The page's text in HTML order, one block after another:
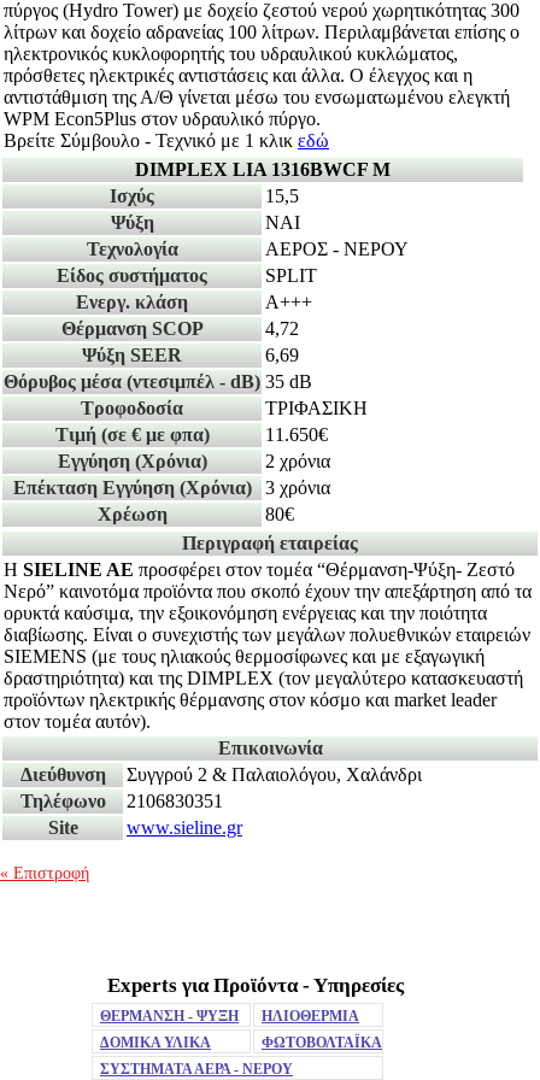
πύργος (Hydro Tower) με δοχείο ζεστού νερού χωρητικότητας 300
λίτρων και δοχείο αδρανείας 100 λίτρων. Περιλαμβάνεται επίσης ο
ηλεκτρονικός κυκλοφορητής του υδραυλικού κυκλώματος,
πρόσθετες ηλεκτρικές αντιστάσεις και άλλα. Ο έλεγχος και η
αντιστάθμιση της Α/Θ γίνεται μέσω του ενσωματωμένου ελεγκτή
WPM Econ5Plus στον υδραυλικό πύργο.
Βρείτε Σύμβουλο - Τεχνικό με 1 κλικ εδώ
DIMPLEX LIA 1316BWCF M
Ισχύς
15,5
Ψύξη
ΝΑΙ
Τεχνολογία
ΑΕΡΟΣ - ΝΕΡΟΥ
Είδος συστήματος
SPLIT
Ενεργ. κλάση
A+++
Θέρμανση SCOP
4,72
Ψύξη SEER
6,69
Θόρυβος μέσα (ντεσιμπέλ - dB) 35 dB
Τροφοδοσία
ΤΡΙΦΑΣΙΚΗ
Τιμή (σε € με φπα)
11.650€
Εγγύηση (Χρόνια)
2 χρόνια
Επέκταση Εγγύηση (Χρόνια)
3 χρόνια
Χρέωση
80€
Περιγραφή εταιρείας
H SIELINE AE προσφέρει στον τομέα “Θέρμανση-Ψύξη- Ζεστό
Νερό” καινοτόμα προϊόντα που σκοπό έχουν την απεξάρτηση από τα
ορυκτά καύσιμα, την εξοικονόμηση ενέργειας και την ποιότητα
διαβίωσης. Είναι ο συνεχιστής των μεγάλων πολυεθνικών εταιρειών
SIEMENS (με τους ηλιακούς θερμοσίφωνες και με εξαγωγική
δραστηριότητα) και της DIMPLEX (τον μεγαλύτερο κατασκευαστή
προϊόντων ηλεκτρικής θέρμανσης στον κόσμο και market leader
στον τομέα αυτόν).
Επικοινωνία
Διεύθυνση
Συγγρού 2 & Παλαιολόγου, Χαλάνδρι
Τηλέφωνο
2106830351
Site
www.sieline.gr
« Επιστροφή
MuteExperts για Προϊόντα - Υπηρεσίες
ΘΕΡΜΑΝΣΗ - ΨΥΞΗ
ΗΛΙΟΘΕΡΜΙΑ
ΔΟΜΙΚΑ ΥΛΙΚΑ
ΦΩΤΟΒΟΛΤΑΪΚΑ
ΣΥΣΤΗΜΑΤΑ ΑΕΡΑ - ΝΕΡΟΥ